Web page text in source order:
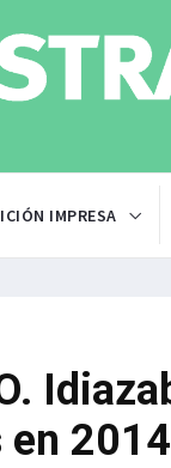
IMPRESA
en 2014